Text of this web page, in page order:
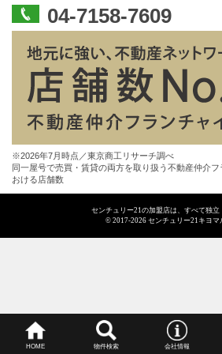
04-7158-7609
※2026年7月時点／東京商工リサーチ調べ
同一屋号で売買・賃貸の両方を取り扱う不動産仲介
おける店舗数
センチュリー21の加盟店は、すべて独立
© 2017-2026 センチュリー21キヨマ
HOME 物件検索 会社情報